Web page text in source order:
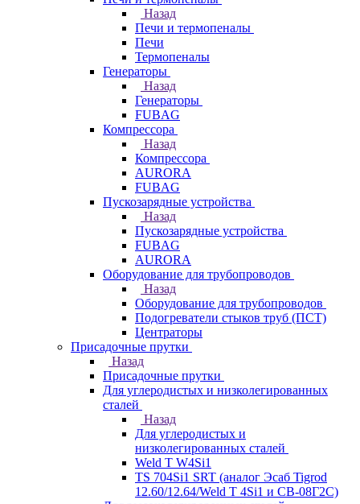
Назад
Печи и термопеналы
Печи
Термопеналы
Генераторы
Назад
Генераторы
FUBAG
Компрессора
Назад
Компрессора
AURORA
FUBAG
Пускозарядные устройства
Назад
Пускозарядные устройства
FUBAG
AURORA
Оборудование для трубопроводов
Назад
Оборудование для трубопроводов
Подогреватели стыков труб (ПСТ)
Центраторы
Присадочные прутки
Назад
Присадочные прутки
Для углеродистых и низколегированных
сталей
Назад
Для углеродистых и
низколегированных сталей
Weld T W4Si1
TS 704Si1 SRT (аналог Эсаб Tigrod
12.60/12.64/Weld T 4Si1 и СВ-08Г2С)